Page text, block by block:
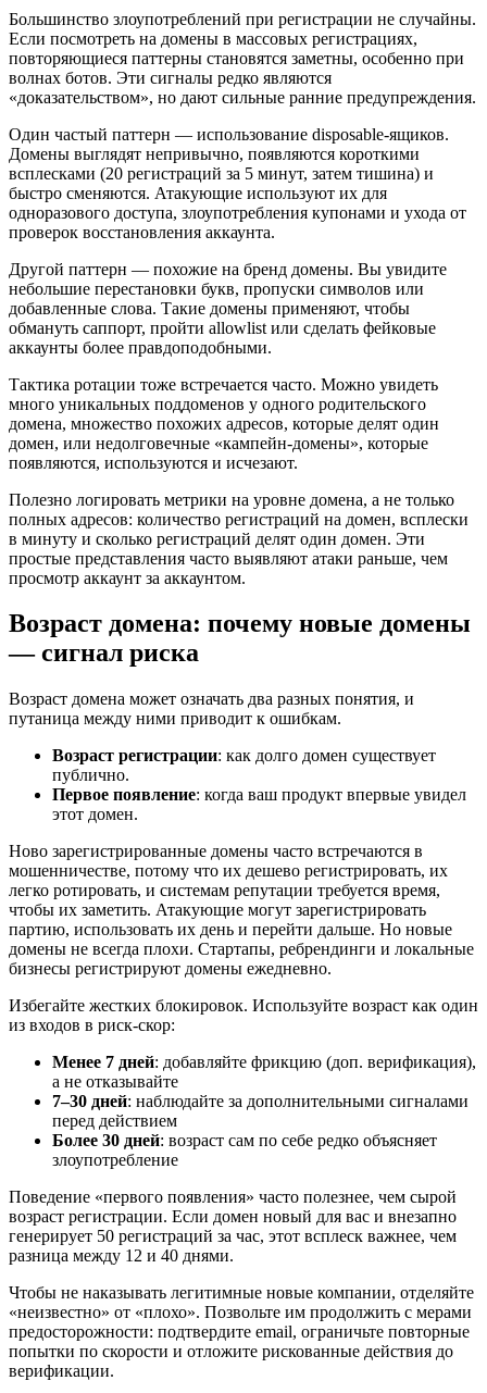
Большинство злоупотреблений при регистрации не случайны.
Если посмотреть на домены в массовых регистрациях,
повторяющиеся паттерны становятся заметны, особенно при
волнах ботов. Эти сигналы редко являются
«доказательством», но дают сильные ранние предупреждения.
Один частый паттерн — использование disposable-ящиков.
Домены выглядят непривычно, появляются короткими
всплесками (20 регистраций за 5 минут, затем тишина) и
быстро сменяются. Атакующие используют их для
одноразового доступа, злоупотребления купонами и ухода от
проверок восстановления аккаунта.
Другой паттерн — похожие на бренд домены. Вы увидите
небольшие перестановки букв, пропуски символов или
добавленные слова. Такие домены применяют, чтобы
обмануть саппорт, пройти allowlist или сделать фейковые
аккаунты более правдоподобными.
Тактика ротации тоже встречается часто. Можно увидеть
много уникальных поддоменов у одного родительского
домена, множество похожих адресов, которые делят один
домен, или недолговечные «кампейн-домены», которые
появляются, используются и исчезают.
Полезно логировать метрики на уровне домена, а не только
полных адресов: количество регистраций на домен, всплески
в минуту и сколько регистраций делят один домен. Эти
простые представления часто выявляют атаки раньше, чем
просмотр аккаунт за аккаунтом.
Возраст домена: почему новые домены
— сигнал риска
Возраст домена может означать два разных понятия, и
путаница между ними приводит к ошибкам.
Возраст регистрации: как долго домен существует
публично.
Первое появление: когда ваш продукт впервые увидел
этот домен.
Ново зарегистрированные домены часто встречаются в
мошенничестве, потому что их дешево регистрировать, их
легко ротировать, и системам репутации требуется время,
чтобы их заметить. Атакующие могут зарегистрировать
партию, использовать их день и перейти дальше. Но новые
домены не всегда плохи. Стартапы, ребрендинги и локальные
бизнесы регистрируют домены ежедневно.
Избегайте жестких блокировок. Используйте возраст как один
из входов в риск-скор:
Менее 7 дней: добавляйте фрикцию (доп. верификация),
а не отказывайте
7–30 дней: наблюдайте за дополнительными сигналами
перед действием
Более 30 дней: возраст сам по себе редко объясняет
злоупотребление
Поведение «первого появления» часто полезнее, чем сырой
возраст регистрации. Если домен новый для вас и внезапно
генерирует 50 регистраций за час, этот всплеск важнее, чем
разница между 12 и 40 днями.
Чтобы не наказывать легитимные новые компании, отделяйте
«неизвестно» от «плохо». Позвольте им продолжить с мерами
предосторожности: подтвердите email, ограничьте повторные
попытки по скорости и отложите рискованные действия до
верификации.